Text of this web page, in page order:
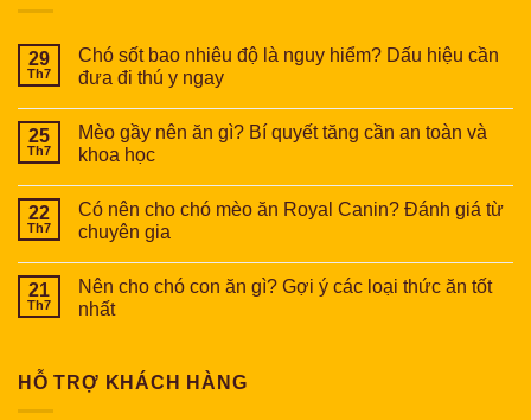
29
Th7
Chó sốt bao nhiêu độ là nguy hiểm? Dấu hiệu cần
đưa đi thú y ngay
25
Th7
Mèo gầy nên ăn gì? Bí quyết tăng cần an toàn và
khoa học
22
Th7
Có nên cho chó mèo ăn Royal Canin? Đánh giá từ
chuyên gia
21
Th7
Nên cho chó con ăn gì? Gợi ý các loại thức ăn tốt
nhất
HỖ TRỢ KHÁCH HÀNG